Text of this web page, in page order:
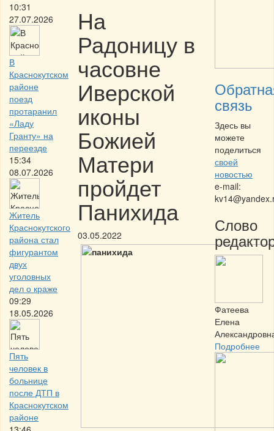
10:31
27.07.2026
В
Краснокутском
районе
поезд
протаранил
«Ладу
Гранту» на
переезде
15:34
08.07.2026
Житель
Краснокутского
района стал
фигурантом
двух
уголовных
дел о краже
09:29
18.05.2026
Пять
человек в
больнице
после ДТП в
Краснокутском
районе
На
Радоницу в
часовне
Иверской
иконы
Божией
Матери
пройдет
Панихида
03.05.2022
связь
Здесь вы
можете
поделиться
своей
новостью
e-mail:
Слово
Фатеева
Елена
Подробнее